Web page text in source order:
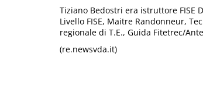
Tiziano Bedostri era istruttore FISE
Livello FISE, Maitre Randonneur,
regionale di T.E., Guida Fitetrec/
(re.newsvda.it)